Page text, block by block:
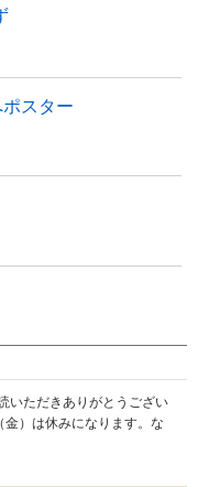
スター
いただきありがとうござい
）は休みになります。な